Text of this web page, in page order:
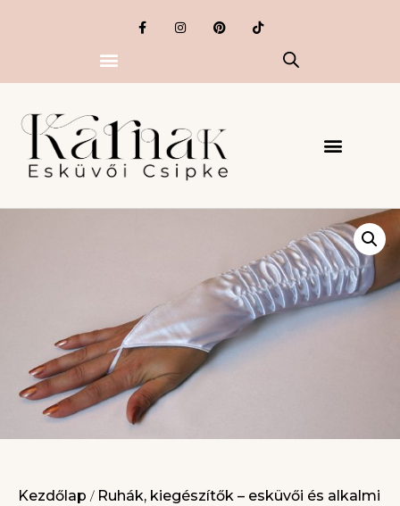
Kezdőlap / Ruhák, kiegészítők – esküvői és alkalmi